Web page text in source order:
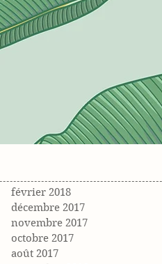
février 2018
décembre 2017
novembre 2017
octobre 2017
août 2017